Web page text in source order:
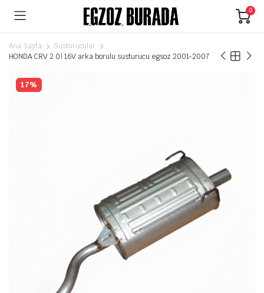
0
Ana Sayfa
Susturucular
HONDA CRV 2.0İ 16V arka borulu susturucu egsoz 2001-2007
17%